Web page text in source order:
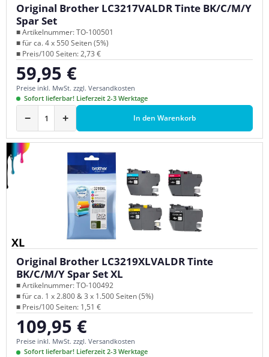
Original Brother LC3217VALDR Tinte BK/C/M/Y
Spar Set
■ Artikelnummer: TO-100501
■ für ca. 4 x 550 Seiten (5%)
■ Preis/100 Seiten: 2,73 €
Regulärer Preis:
59,95 €
Preise inkl. MwSt. zzgl. Versandkosten
Sofort lieferbar! Lieferzeit 2-3 Werktage
− + In den Warenkorb
XL
Original Brother LC3219XLVALDR Tinte
BK/C/M/Y Spar Set XL
■ Artikelnummer: TO-100492
■ für ca. 1 x 2.800 & 3 x 1.500 Seiten (5%)
■ Preis/100 Seiten: 1,51 €
Regulärer Preis:
109,95 €
Preise inkl. MwSt. zzgl. Versandkosten
Sofort lieferbar! Lieferzeit 2-3 Werktage